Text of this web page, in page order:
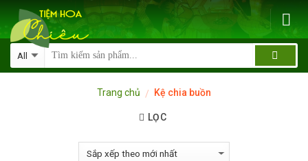
Skip
to
content
Trang chủ / Kệ chia buồn
LỌC